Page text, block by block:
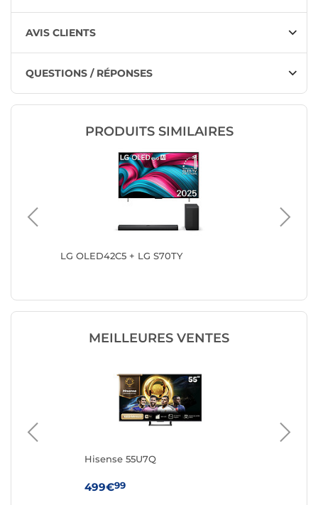
AVIS CLIENTS
QUESTIONS / RÉPONSES
PRODUITS SIMILAIRES
LG OLED42C5 + LG S70TY
MEILLEURES VENTES
Hisense 55U7Q
499€99